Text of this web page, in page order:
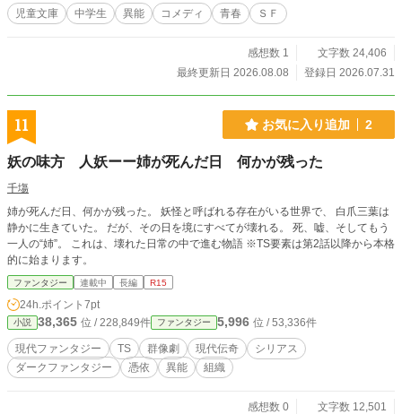
トガール」様からお借りしました。 https://fromtheasia.com/ill
ustration/nocopyrightgirl
児童文庫 中学生 異能 コメディ 青春 ＳＦ
感想数 1
文字数 24,406
最終更新日 2026.08.08
登録日 2026.07.31
11 お気に入り追加 2
妖の味方 人妖ーー姉が死んだ日 何かが残った
千塲
姉が死んだ日、何かが残った。 妖怪と呼ばれる存在がいる世界で、 白爪三葉は
静かに生きていた。 だが、その日を境にすべてが壊れる。 死、嘘、そしてもう
一人の“姉”。 これは、壊れた日常の中で進む物語 ※TS要素は第2話以降から本格
的に始まります。
ファンタジー 連載中 長編 R15
24h.ポイント 7pt
小説 38,365 位 / 228,849件 ファンタジー 5,996 位 / 53,336件
現代ファンタジー TS 群像劇 現代伝奇
シリアス
ダークファンタジー
憑依 異能 組織
感想数 0
文字数 12,501